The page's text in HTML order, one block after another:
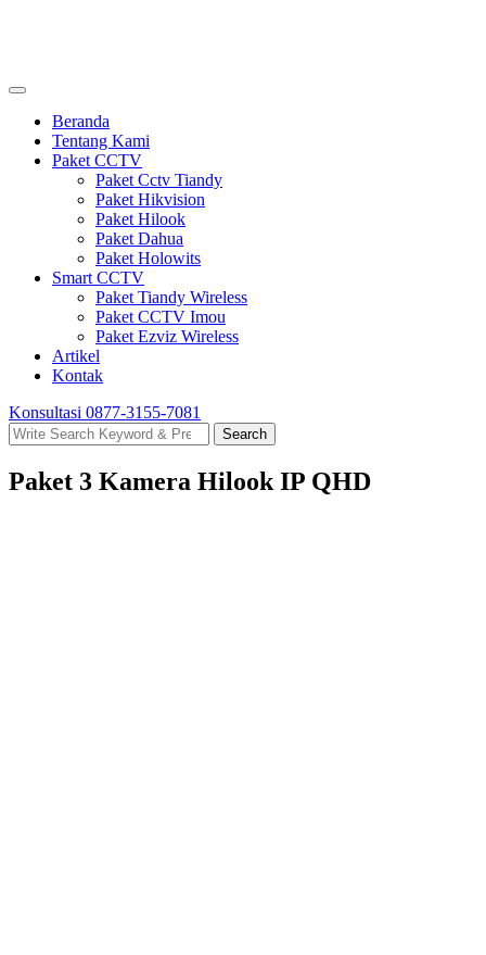
Beranda
Tentang Kami
Paket CCTV
Paket Cctv Tiandy
Paket Hikvision
Paket Hilook
Paket Dahua
Paket Holowits
Smart CCTV
Paket Tiandy Wireless
Paket CCTV Imou
Paket Ezviz Wireless
Artikel
Kontak
Konsultasi 0877-3155-7081
Search
for:
Search
Paket 3 Kamera Hilook IP QHD